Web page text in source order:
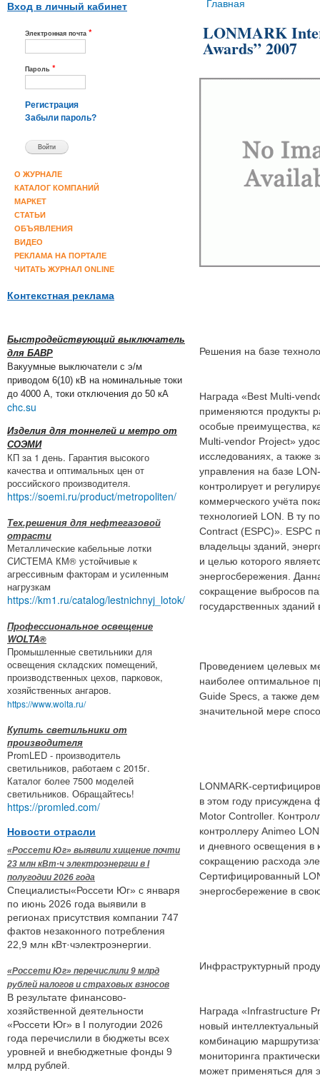
Вход в личный кабинет
Электронная почта *
Пароль *
Регистрация
Забыли пароль?
О ЖУРНАЛЕ
КАТАЛОГ КОМПАНИЙ
МАРКЕТ
СТАТЬИ
ОБЪЯВЛЕНИЯ
ВИДЕО
РЕКЛАМА НА ПОРТАЛЕ
ЧИТАТЬ ЖУРНАЛ ONLINE
Контекстная реклама
Быстродействующий выключатель
для БАВР
Вакуумные выключатели с э/м
приводом 6(10) кВ на номинальные токи
до 4000 А, токи отключения до 50 кА
chc.su
Изделия для тоннелей и метро от
СОЭМИ
КП за 1 день. Гарантия высокого
качества и оптимальных цен от
российского производителя.
https://soemi.ru/product/metropoliten/
Тех.решения для нефтегазовой
отрасти
Металлические кабельные лотки
СИСТЕМА КМ® устойчивые к
агрессивным факторам и усиленным
нагрузкам
https://km1.ru/catalog/lestnichnyj_lotok/
Профессиональное освещение
WOLTA®
Промышленные светильники для
освещения складских помещений,
производственных цехов, парковок,
хозяйственных ангаров.
https://www.wolta.ru/
Купить светильники от
производителя
PromLED - производитель
светильников, работаем с 2015г.
Каталог более 7500 моделей
светильников. Обращайтесь!
https://promled.com/
Новости отрасли
«Россети Юг» выявили хищение почти
23 млн кВт·ч электроэнергии в I
полугодии 2026 года
Специалисты«Россети Юг» с января
по июнь 2026 года выявили в
регионах присутствия компании 747
фактов незаконного потребления
22,9 млн кВт·чэлектроэнергии.
«Россети Юг» перечислили 9 млрд
рублей налогов и страховых взносов
В результате финансово-
хозяйственной деятельности
«Россети Юг» в I полугодии 2026
года перечислили в бюджеты всех
уровней и внебюджетные фонды 9
млрд рублей.
Вы здесь
Главная
LONMARK
Awards” 2007
Решения на базе
Награда «Best Multi-
применяются продукты
особые преимущества,
Multi-vendor Project»
исследованиях, а также
управления на базе
контролирует и
коммерческого учёта
технологией LON. В ту
Contract (ESPC)». ESPC
владельцы зданий,
и целью которого
энергосбережения.
сокращение выбросов
государственных
Проведением целевых
наиболее оптимальное
Guide Specs, а также
значительной мере
LONMARK-
в этом году присуждена
Motor Controller.
контроллеру Animeo
и дневного освещения в
сокращению расхода
Сертифицированный
энергосбережение в
Инфраструктурный
Награда «Infrastructure
новый
комбинацию
мониторинга
может применяться для